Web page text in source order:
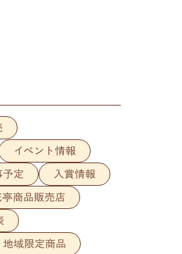
イベント情報
予定 入賞情報
亭商品販売店
地域限定商品